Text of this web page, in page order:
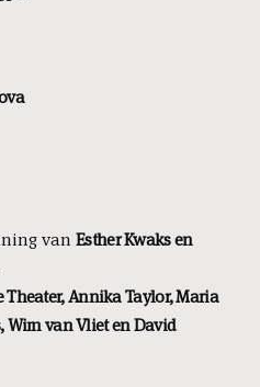
van Esther Kwaks en
Theater, Annika Taylor, Maria
Wim van Vliet en David